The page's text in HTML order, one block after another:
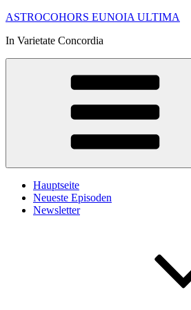
Zum
springen
ASTROCOHORS EUNOIA ULTIMA
In Varietate Concordia
Hauptseite
Neueste Episoden
Newsletter